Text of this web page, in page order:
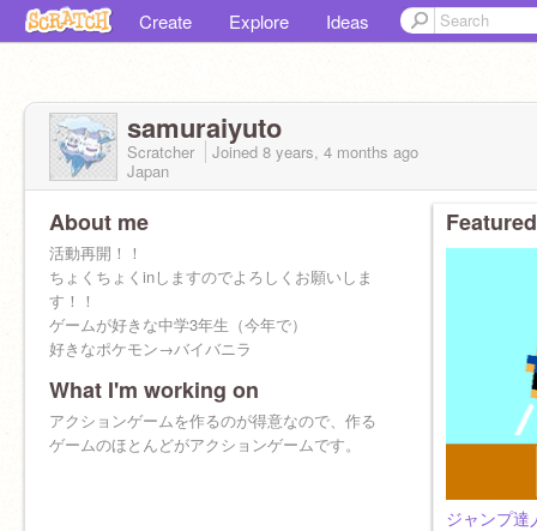
Create Explore Ideas
samuraiyuto
Scratcher Joined 8 years, 4 months ago
Japan
About me
活動再開！！
ちょくちょくinしますのでよろしくお願いしま
す！！
ゲームが好きな中学3年生（今年で）
好きなポケモン→バイバニラ
What I'm working on
アクションゲームを作るのが得意なので、作る
ゲームのほとんどがアクションゲームです。
ジャンプ